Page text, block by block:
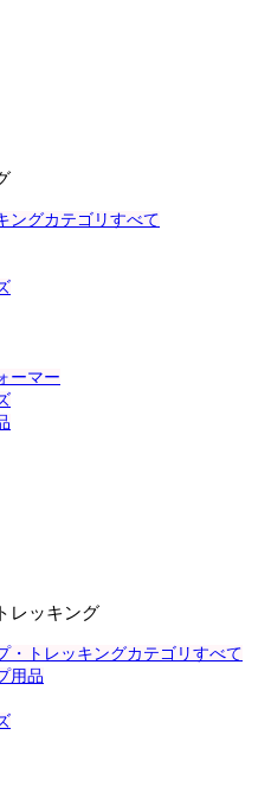
ングカテゴリすべて
ーマー
レッキング
・トレッキングカテゴリすべて
用品